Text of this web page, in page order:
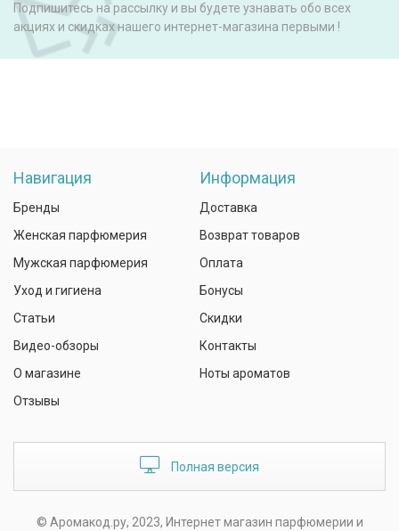
Подпишитесь на рассылку и вы будете узнавать обо всех
акциях и скидках нашего интернет-магазина первыми !
Навигация
Бренды
Женская парфюмерия
Мужская парфюмерия
Уход и гигиена
Статьи
Видео-обзоры
О магазине
Отзывы
Информация
Доставка
Возврат товаров
Оплата
Бонусы
Скидки
Контакты
Ноты ароматов
Полная версия
© Аромакод.ру, 2023, Интернет магазин парфюмерии и